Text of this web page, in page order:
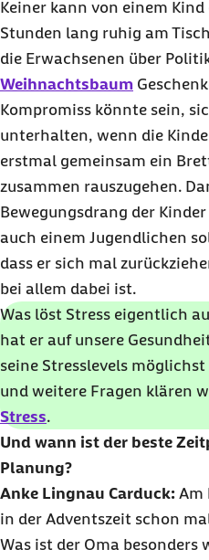
Keiner kann von einem
Stunden lang ruhig am
die Erwachsenen über
Weihnachtsbaum
Kompromiss könnte sein,
unterhalten, wenn die
erstmal gemeinsam ein
zusammen rauszugehen.
Bewegungsdrang der
auch einem Jugendlichen
dass er sich mal
bei allem dabei ist.
Was löst Stress eigentlich
hat er auf unsere
seine Stresslevels
und weitere Fragen klären
Stress.
Und wann ist der beste
Planung?
Anke Lingnau Carduck: Am
in der Adventszeit schon
Was ist der Oma besonders